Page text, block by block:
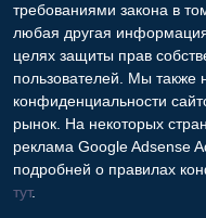
требованиями закона в
любая другая
целях защиты прав
пользователей. Мы также
конфиденциальности
рынок. На некоторых
реклама Google Adsense
подробней о правилах
тут.